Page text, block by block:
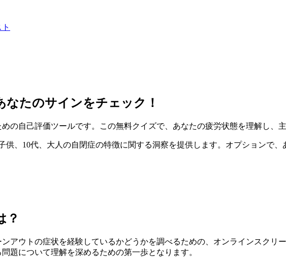
たのサインをチェック！
の自己評価ツールです。この無料クイズで、あなたの疲労状態を理解し、
供、10代、大人の自閉症の特徴に関する洞察を提供します。オプションで
？
アウトの症状を経験しているかどうかを調べるための、オンラインスクリ
題について理解を深めるための第一歩となります。